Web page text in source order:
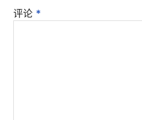
评论 *